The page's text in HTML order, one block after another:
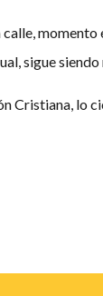
momento
sigue
lo